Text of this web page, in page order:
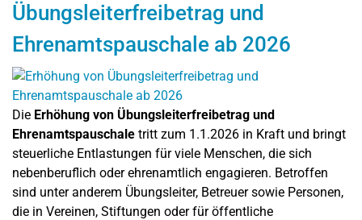
Übungsleiterfreibetrag und
Ehrenamtspauschale ab 2026
Die Erhöhung von Übungsleiterfreibetrag und
Ehrenamtspauschale tritt zum 1.1.2026 in Kraft und bringt
steuerliche Entlastungen für viele Menschen, die sich
nebenberuflich oder ehrenamtlich engagieren. Betroffen
sind unter anderem Übungsleiter, Betreuer sowie Personen,
die in Vereinen, Stiftungen oder für öffentliche